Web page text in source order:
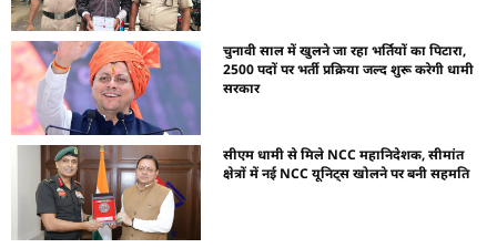
चुनावी साल में खुलने जा रहा भर्तियों का पिटारा,
2500 पदों पर भर्ती प्रक्रिया जल्द शुरू करेगी धामी
सरकार
सीएम धामी से मिले NCC महानिदेशक, सीमांत
क्षेत्रों में नई NCC यूनिट्स खोलने पर बनी सहमति